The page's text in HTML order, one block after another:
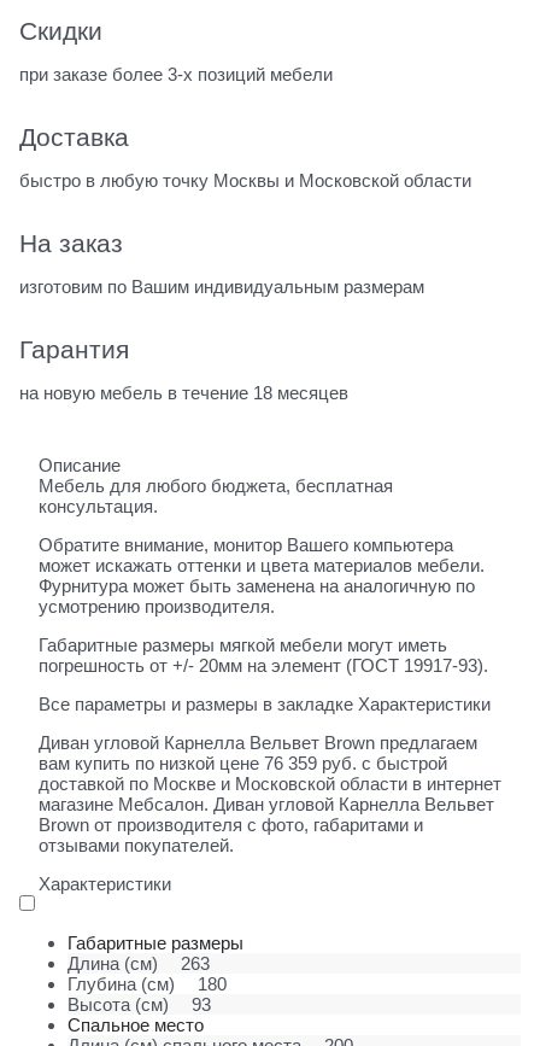
Скидки
при заказе более 3-х позиций мебели
Доставка
быстро в любую точку Москвы и Московской области
На заказ
изготовим по Вашим индивидуальным размерам
Гарантия
на новую мебель в течение 18 месяцев
Описание
Мебель для любого бюджета, бесплатная
консультация.
Обратите внимание, монитор Вашего компьютера
может искажать оттенки и цвета материалов мебели.
Фурнитура может быть заменена на аналогичную по
усмотрению производителя.
Габаритные размеры мягкой мебели могут иметь
погрешность от +/- 20мм на элемент (ГОСТ 19917-93).
Все параметры и размеры в закладке Характеристики
Диван угловой Карнелла Вельвет Brown предлагаем
вам купить по низкой цене 76 359 руб. с быстрой
доставкой по Москве и Московской области в интернет
магазине Мебсалон. Диван угловой Карнелла Вельвет
Brown от производителя с фото, габаритами и
отзывами покупателей.
Характеристики
Габаритные размеры
Длина (см)
263
Глубина (см)
180
Высота (см)
93
Спальное место